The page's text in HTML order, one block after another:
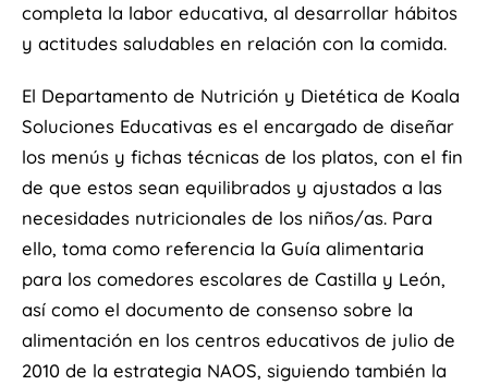
completa la labor educativa, al desarrollar hábitos
y actitudes saludables en relación con la comida.
El Departamento de Nutrición y Dietética de Koala
Soluciones Educativas es el encargado de diseñar
los menús y fichas técnicas de los platos, con el fin
de que estos sean equilibrados y ajustados a las
necesidades nutricionales de los niños/as. Para
ello, toma como referencia la Guía alimentaria
para los comedores escolares de Castilla y León,
así como el documento de consenso sobre la
alimentación en los centros educativos de julio de
2010 de la estrategia NAOS, siguiendo también la